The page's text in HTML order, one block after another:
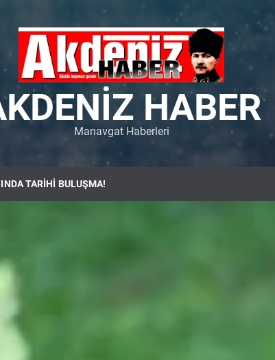
HABER
Manavgat Haberleri
TARİHİ BULUŞMA!